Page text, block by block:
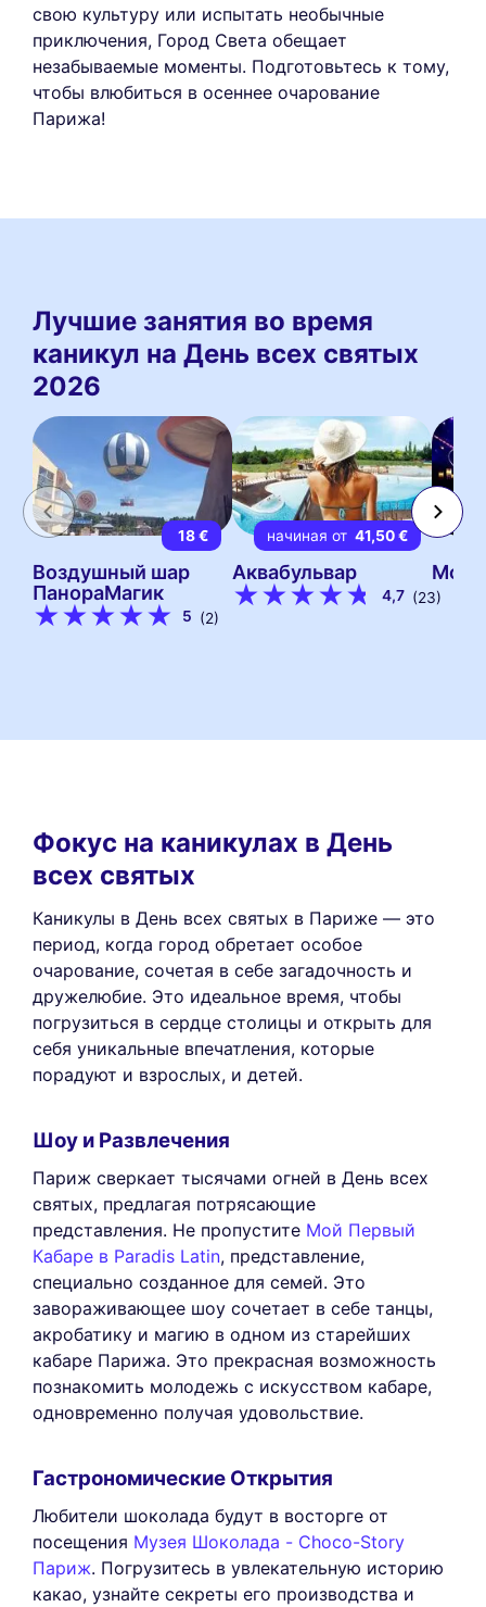
свою культуру или испытать необычные
приключения, Город Света обещает
незабываемые моменты. Подготовьтесь к тому,
чтобы влюбиться в осеннее очарование
Парижа!
Лучшие занятия во время
каникул на День всех святых
2026
18 €
Воздушный шар
ПанораМагик
5 (2)
начиная от 41,50 €
Аквабульвар
4,7 (23)
Мой
Фокус на каникулах в День
всех святых
Каникулы в День всех святых в Париже — это
период, когда город обретает особое
очарование, сочетая в себе загадочность и
дружелюбие. Это идеальное время, чтобы
погрузиться в сердце столицы и открыть для
себя уникальные впечатления, которые
порадуют и взрослых, и детей.
Шоу и Развлечения
Париж сверкает тысячами огней в День всех
святых, предлагая потрясающие
представления. Не пропустите Мой Первый
Кабаре в Paradis Latin, представление,
специально созданное для семей. Это
завораживающее шоу сочетает в себе танцы,
акробатику и магию в одном из старейших
кабаре Парижа. Это прекрасная возможность
познакомить молодежь с искусством кабаре,
одновременно получая удовольствие.
Гастрономические Открытия
Любители шоколада будут в восторге от
посещения Музея Шоколада - Choco-Story
Париж. Погрузитесь в увлекательную историю
какао, узнайте секреты его производства и